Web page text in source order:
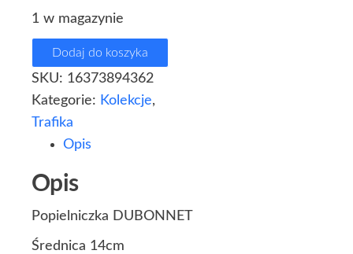
1 w magazynie
Dodaj do koszyka
SKU: 16373894362
Kategorie: Kolekcje,
Trafika
Opis
Opis
Popielniczka DUBONNET
Średnica 14cm